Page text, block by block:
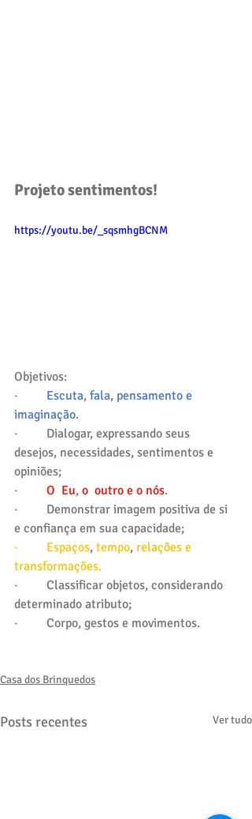
Projeto sentimentos!
https://youtu.be/_sqsmhgBCNM
Objetivos:
· Escuta, fala, pensamento e
imaginação.
·         Dialogar, expressando seus
desejos, necessidades, sentimentos e
opiniões;
· O  Eu, o  outro e o nós.
·         Demonstrar imagem positiva de si
e confiança em sua capacidade;
·         Espaços, tempo, relações e
transformações.
·         Classificar objetos, considerando
determinado atributo;
·         Corpo, gestos e movimentos.
Casa dos Brinquedos
Posts recentes Ver tudo